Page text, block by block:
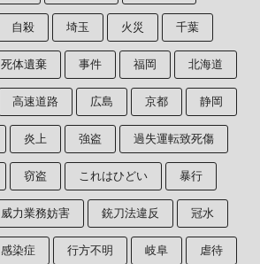
自殺 埼玉 火災 千葉
死体遺棄 事件 福岡 北海道
高速道路 広島 京都 静岡
炎上 強盗 過失運転致死傷
窃盗 これはひどい 暴行
威力業務妨害 銃刀法違反 冠水
感染症 行方不明 岐阜 虐待